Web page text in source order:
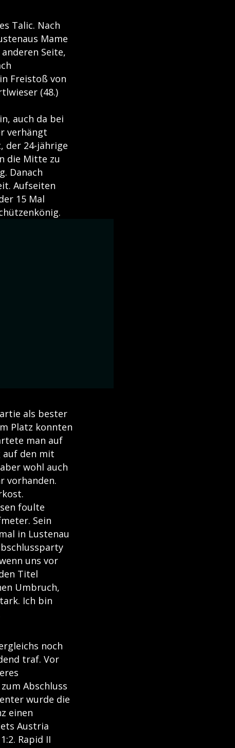
Talic. Nach
Mame
Seite,
Freistoß von
(48.)
auch da bei
verhängt
der 24-jährige
die Mitte zu
Danach
Aufseiten
15 Mal
als bester
Platz konnten
man auf
auf den mit
wohl auch
vorhanden.
foulte
Sein
in Lustenau
uns vor
Titel
Umbruch,
Ich bin
noch
traf. Vor
Abschluss
wurde die
einen
Austria
Rapid II